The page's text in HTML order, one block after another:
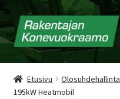
Konevuokraamo
Vuokrausehdot
Etusivu Olosuhdehallinta
195kW Heatmobil